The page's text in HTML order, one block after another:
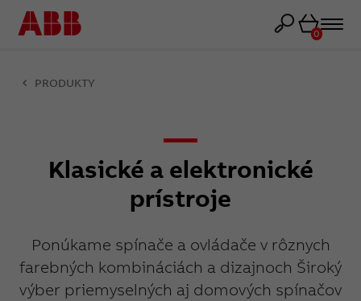
Košík
0
PRODUKTY
Klasické a elektronické
prístroje
Ponúkame spínače a ovládače v rôznych
farebných kombináciách a dizajnoch Široký
výber priemyselných aj domových spínačov